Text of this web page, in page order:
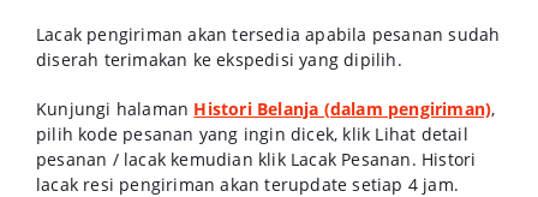
Lacak pengiriman akan tersedia apabila pesanan sudah
diserah terimakan ke ekspedisi yang dipilih.
Kunjungi halaman Histori Belanja (dalam pengiriman),
pilih kode pesanan yang ingin dicek, klik Lihat detail
pesanan / lacak kemudian klik Lacak Pesanan. Histori
lacak resi pengiriman akan terupdate setiap 4 jam.